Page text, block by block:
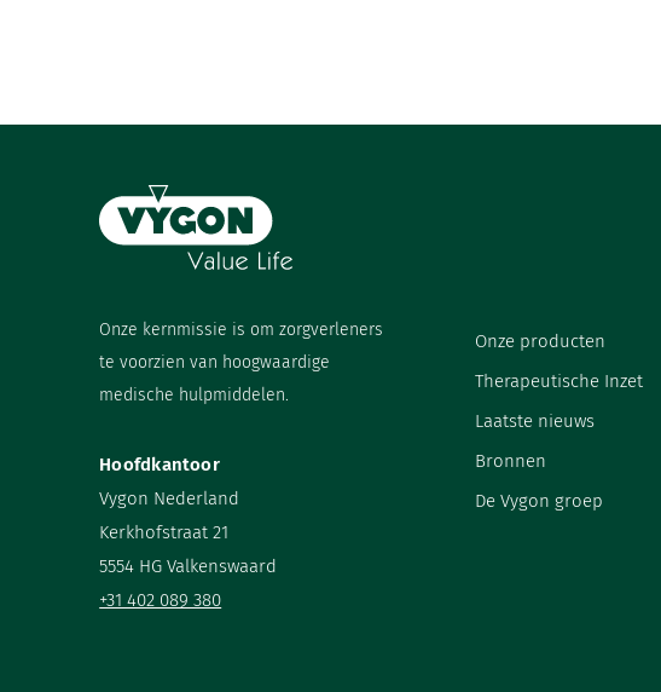
Onze kernmissie is om zorgverleners
te voorzien van hoogwaardige
medische hulpmiddelen.
Hoofdkantoor
Vygon Nederland
Kerkhofstraat 21
5554 HG Valkenswaard
+31 402 089 380
Onze producten
Therapeutische Inzet
Laatste nieuws
Bronnen
De Vygon groep